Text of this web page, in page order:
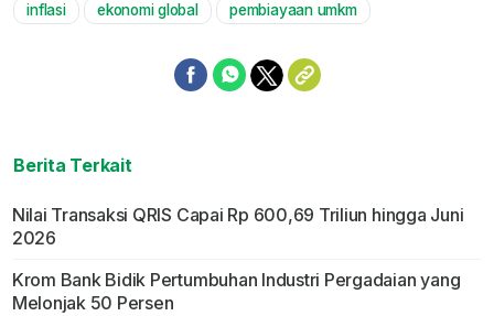
inflasi ekonomi global pembiayaan umkm
Berita Terkait
Nilai Transaksi QRIS Capai Rp 600,69 Triliun hingga Juni
2026
Krom Bank Bidik Pertumbuhan Industri Pergadaian yang
Melonjak 50 Persen